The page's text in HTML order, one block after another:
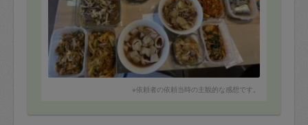
※依頼者の依頼当時の主観的な感想です。